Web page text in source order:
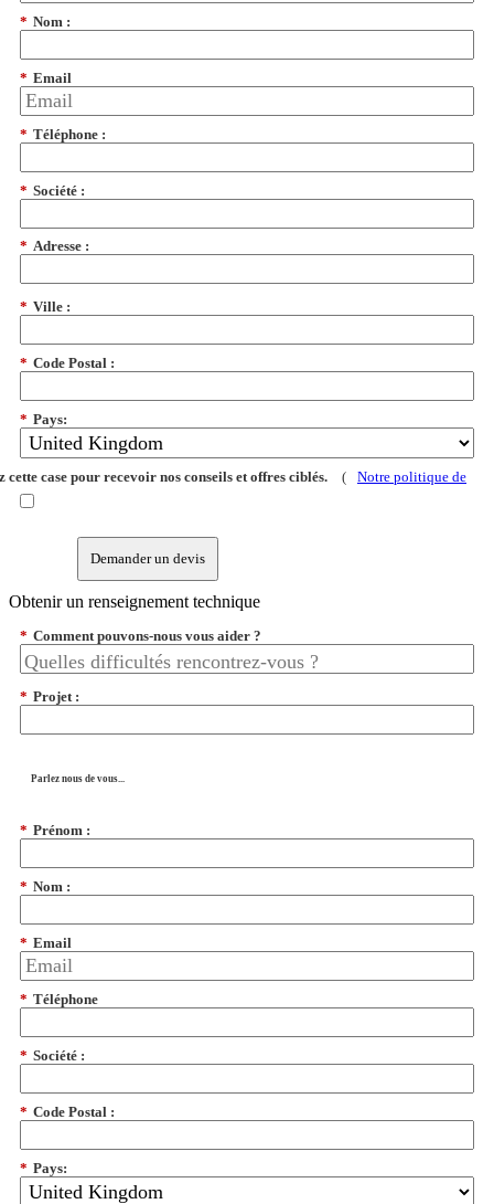
* Nom :
* Email
* Téléphone :
* Société :
* Adresse :
* Ville :
* Code Postal :
* Pays:
cette case pour recevoir nos conseils et offres ciblés. ( Notre politique de
Demander un devis
Obtenir un renseignement technique
* Comment pouvons-nous vous aider ?
* Projet :
Parlez nous de vous...
* Prénom :
* Nom :
* Email
* Téléphone
* Société :
* Code Postal :
* Pays: